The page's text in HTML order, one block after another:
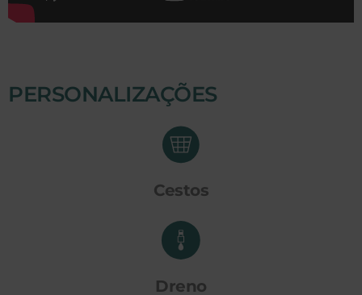
PERSONALIZAÇÕES
Cestos
Dreno